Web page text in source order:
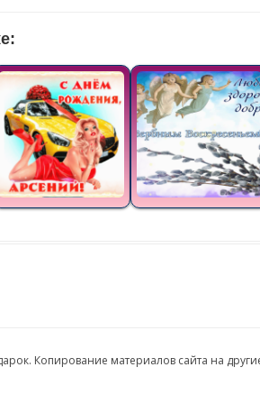
Копирование материалов сайта на